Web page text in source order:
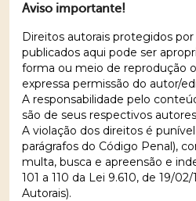
Aviso importante!
Direitos autorais protegidos
publicados aqui pode ser
forma ou meio de reprodução
expressa permissão do autor/
A responsabilidade pelo
são de seus respectivos
A violação dos direitos é
parágrafos do Código Penal),
multa, busca e apreensão e
101 a 110 da Lei 9.610, de 19/
Autorais).